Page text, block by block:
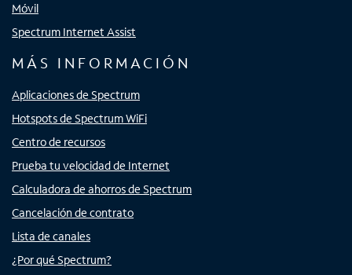
Móvil
Spectrum Internet Assist
MÁS INFORMACIÓN
Aplicaciones de Spectrum
Hotspots de Spectrum WiFi
Centro de recursos
Prueba tu velocidad de Internet
Calculadora de ahorros de Spectrum
Cancelación de contrato
Lista de canales
¿Por qué Spectrum?